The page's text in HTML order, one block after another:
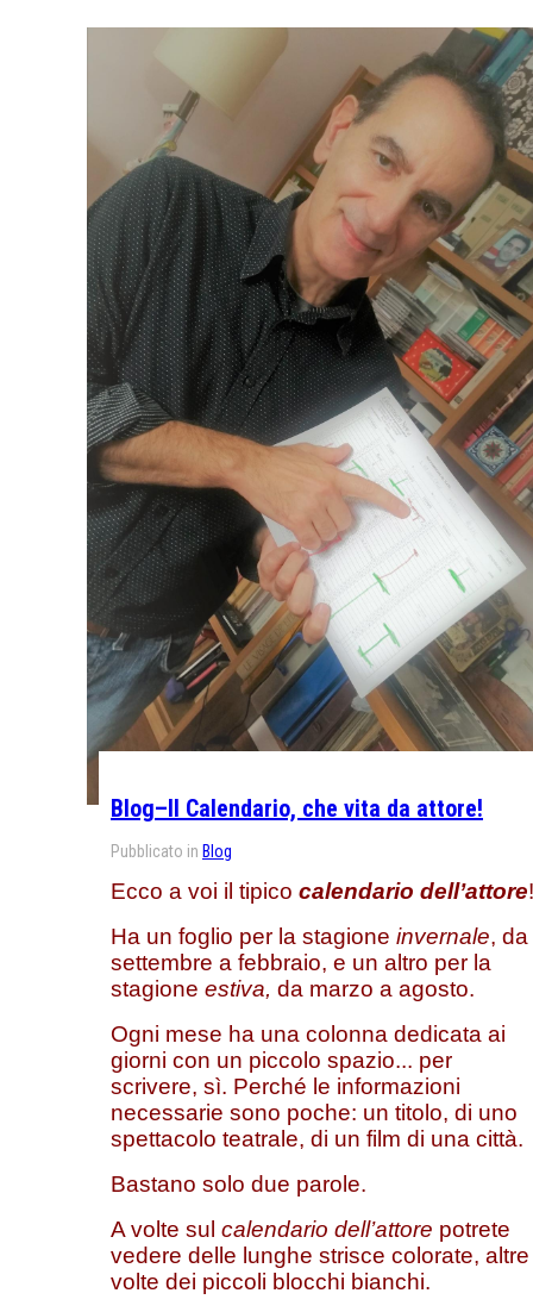
Blog–Il Calendario, che vita da attore!
Pubblicato in Blog
Ecco a voi il tipico calendario dell’attore!
Ha un foglio per la stagione invernale, da
settembre a febbraio, e un altro per la
stagione estiva, da marzo a agosto.
Ogni mese ha una colonna dedicata ai
giorni con un piccolo spazio... per
scrivere, sì. Perché le informazioni
necessarie sono poche: un titolo, di uno
spettacolo teatrale, di un film di una città.
Bastano solo due parole.
A volte sul calendario dell’attore potrete
vedere delle lunghe strisce colorate, altre
volte dei piccoli blocchi bianchi.